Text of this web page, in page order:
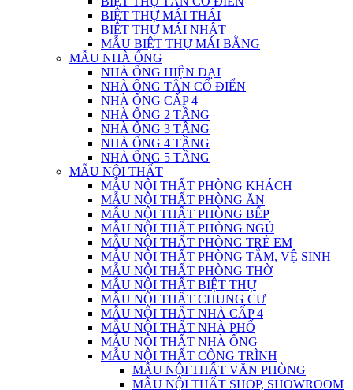
BIỆT THỰ MÁI THÁI
BIỆT THỰ MÁI NHẬT
MẪU BIỆT THỰ MÁI BẰNG
MẪU NHÀ ỐNG
NHÀ ỐNG HIỆN ĐẠI
NHÀ ỐNG TÂN CỔ ĐIỂN
NHÀ ỐNG CẤP 4
NHÀ ỐNG 2 TẦNG
NHÀ ỐNG 3 TẦNG
NHÀ ỐNG 4 TẦNG
NHÀ ỐNG 5 TẦNG
MẪU NỘI THẤT
MẪU NỘI THẤT PHÒNG KHÁCH
MẪU NỘI THẤT PHÒNG ĂN
MẪU NỘI THẤT PHÒNG BẾP
MẪU NỘI THẤT PHÒNG NGỦ
MẪU NỘI THẤT PHÒNG TRẺ EM
MẪU NỘI THẤT PHÒNG TẮM, VỆ SINH
MẪU NỘI THẤT PHÒNG THỜ
MẪU NỘI THẤT BIỆT THỰ
MẪU NỘI THẤT CHUNG CƯ
MẪU NỘI THẤT NHÀ CẤP 4
MẪU NỘI THẤT NHÀ PHỐ
MẪU NỘI THẤT NHÀ ỐNG
MẪU NỘI THẤT CÔNG TRÌNH
MẪU NỘI THẤT VĂN PHÒNG
MẪU NỘI THẤT SHOP, SHOWROOM